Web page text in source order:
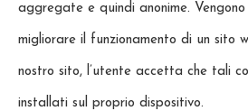
aggregate e quindi anonime.
migliorare il funzionamento di un sito
nostro sito, l’utente accetta che tali
installati sul proprio dispositivo.